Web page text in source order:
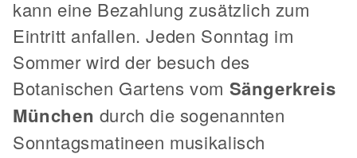
kann eine Bezahlung zusätzlich zum
Eintritt anfallen. Jeden Sonntag im
Sommer wird der besuch des
Botanischen Gartens vom Sängerkreis
München durch die sogenannten
Sonntagsmatineen musikalisch